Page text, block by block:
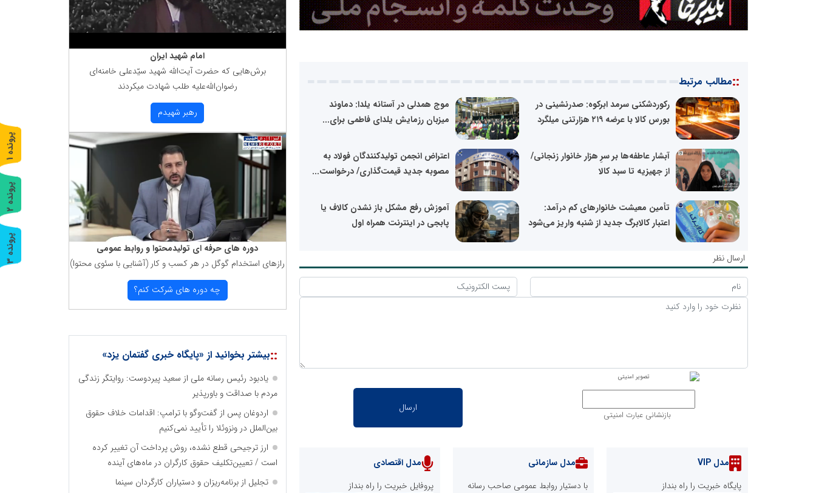
::مطالب مرتبط
رکوردشکنی سرمد ابرکوه: صدرنشینی در
بورس کالا با عرضه ۲۱۹ هزارتنی میلگرد
موج همدلی در آستانه یلدا: دماوند
میزبان رزمایش یلدای فاطمی برای...
آبشار عاطفه‌ها بر سرِ هزار خانوار زنجانی/
از جهیزیه تا سبد کالا
اعتراض انجمن تولیدکنندگان فولاد به
مصوبه جدید قیمت‌گذاری/ درخواست...
تأمین معیشت خانوارهای کم درآمد:
اعتبار کالابرگ جدید از شنبه واریز می‌شود
آموزش رفع مشکل باز نشدن کالاف یا
پابجی در اینترنت همراه اول
ارسال نظر
بازنشانی عبارت امنیتی
مدل VIP
پایگاه خبریت را راه بنداز
مدل سازمانی
با دستیار روابط عمومی صاحب رسانه
مدل اقتصادی
پروفایل خبریت را راه بنداز
امام شهید ایران
برش‌هایی كه حضرت آیت‌الله شهید سیّدعلی خامنه‌ای
رضوان‌الله‌علیه طلب شهادت میكردند
رهبر شهیدم
دوره های حرفه ای تولیدمحتوا و روابط عمومی
رازهای استخدام گوگل در هر كسب و كار (آشنایی با سئوی محتوا)
چه دوره های شركت كنم؟
::بیشتر بخوانید از «پایگاه خبری گفتمان یزد»
یادبود رئیس رسانه ملی از سعید پیردوست: روایتگر زندگی
مردم با صداقت و باورپذیر
اردوغان پس از گفت‌وگو با ترامپ: اقدامات خلاف حقوق
بین‌الملل در ونزوئلا را تأیید نمی‌کنیم
ارز ترجیحی قطع نشده، روش پرداخت آن تغییر کرده
است / تعیین‌تکلیف حقوق کارگران در ماه‌های آینده
تجلیل از برنامه‌ریزان و دستیاران کارگردان سینما
پ
ر
و
ن
د
ه
1
پ
ر
و
ن
د
ه
2
پ
ر
و
ن
د
ه
3